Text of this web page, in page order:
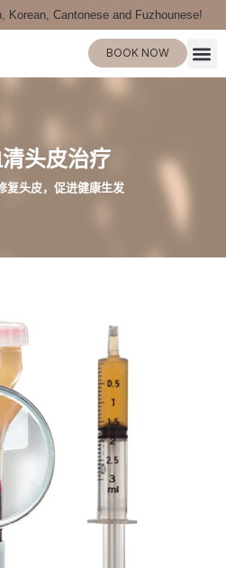
Korean, Cantonese and Fuzhounese!
BOOK NOW
头皮治疗
复头皮，促进健康生发